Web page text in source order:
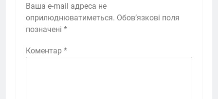
Ваша e-mail адреса не
оприлюднюватиметься. Обов’язкові поля
позначені *
Коментар *